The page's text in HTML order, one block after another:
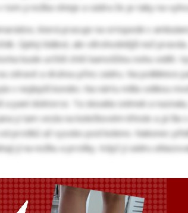
ji nožka shnije a sádra že je taky na
která pracuje na ortopedii v
Úplný blábol, ale věrohodnější než pravda...
bude určitě chtít kamoščinu nohu vidět.
zdravé a druhou přes sádru. Na poliklinice
v nejlepší kondici. Na nártu měla velikou
a paní doktorce. Ta skoukla snímek a
ji tam vezla na kolečkovém křesle a já
prstíků až vysoko pod koleno. Nakonec
jí na nožku a prstíky. Když jí sádru